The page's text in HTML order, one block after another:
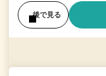
後で見る